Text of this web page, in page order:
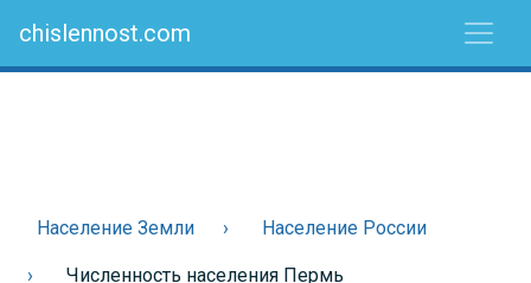
chislennost.com
Население Земли Население России
Численность населения Пермь